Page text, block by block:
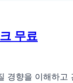
무료
경향을 이해하